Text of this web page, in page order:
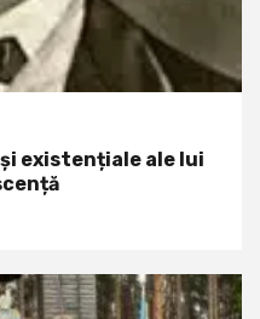
existențiale ale lui